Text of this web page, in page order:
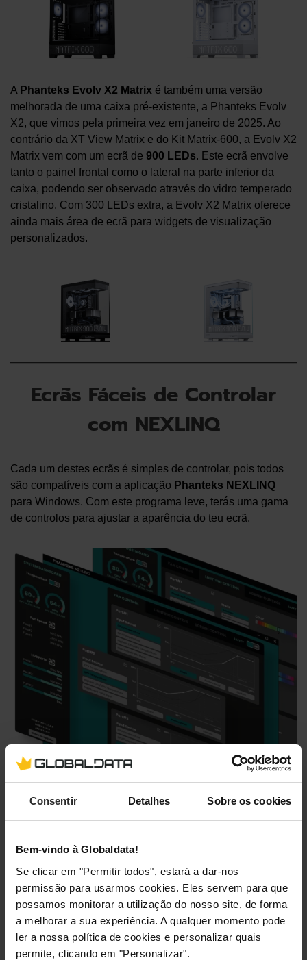
Consentir Detalhes Sobre os cookies
Bem-vindo à Globaldata!
Se clicar em "Permitir todos", estará a dar-nos
permissão para usarmos cookies. Eles servem para que
possamos monitorar a utilização do nosso site, de forma
a melhorar a sua experiência. A qualquer momento pode
ler a nossa política de cookies e personalizar quais
permite, clicando em "Personalizar".
A Phanteks Evolv X2 Matrix é também uma versão
melhorada de uma caixa pré-existente, a Phanteks Evolv
X2, que vimos pela primeira vez em janeiro de 2025. Ao
contrário da XT View Matrix e do Kit Matrix-600, a Evolv X2
Matrix vem com um ecrã de 900 LEDs. Este ecrã envolve
tanto o painel frontal como o lateral na parte inferior da
caixa, podendo ser observado através do vidro temperado
cristalino. Com 300 LEDs extra, a Evolv X2 Matrix oferece
ainda mais área de ecrã para widgets de visualização
personalizados.
Ecrãs Fáceis de Controlar
com NEXLINQ
Cada um destes ecrãs é simples de controlar, pois todos
são compatíveis com a aplicação Phanteks NEXLINQ
para Windows. Com este programa leve, terás uma gama
de controlos para ajustar a aparência do teu ecrã.
múltiplas saídas mais pequenas. Depois de
decidires, podes atribuir widgets específicos a
cada secção do layout. Os widgets disponíveis
incluem informações do sistema em tempo real,